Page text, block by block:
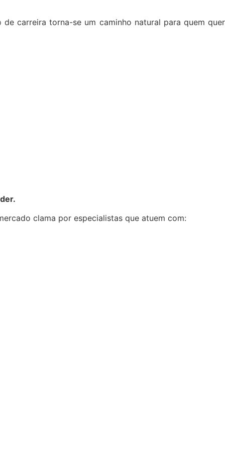
carreira torna-se um caminho natural para quem quer
clama por especialistas que atuem com: